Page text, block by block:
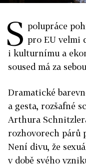
S polupráce
pro EU velmi
i kulturnímu a
soused má za
Dramatické
a gesta, rozšafné
Arthura
rozhovorech párů
Není divu, že
v době svého